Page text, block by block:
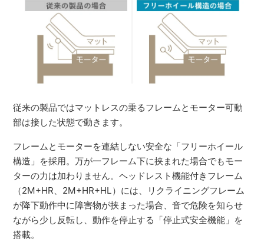
従来の製品ではマットレスの乗るフレームとモーター可動
部は接した状態で動きます。
フレームとモーターを連結しない安全な「フリーホイール
構造」を採用。万が一フレーム下に挟まれた場合でもモー
ターの力は加わりません。ヘッドレスト機能付きフレーム
（2M+HR、2M+HR+HL）には、リクライニングフレーム
が降下動作中に障害物が挟まった場合、音で危険を知らせ
ながら少し反転し、動作を停止する「停止式安全機能」を
搭載。